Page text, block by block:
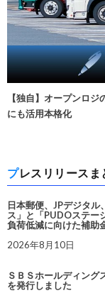
【独自】オープンロ
にも活用本格化
プレスリリース
日本郵便、JPデジタ
ス」と「PUDOステー
負荷低減に向けた補助
2026年8月10日
ＳＢＳホールディン
を発行しました